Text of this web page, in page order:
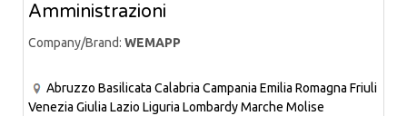
Amministrazioni
Company/Brand: WEMAPP
Abruzzo Basilicata Calabria Campania Emilia Romagna Friuli
Venezia Giulia Lazio Liguria LombardyMarche Molise